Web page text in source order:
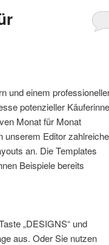
und einem
potenzieller
Monat für Monat
unserem Editor zahlreiche
an. Die Templates
Beispiele bereits
„DESIGNS“ und
aus. Oder Sie nutzen